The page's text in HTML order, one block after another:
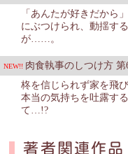
「あんたが好きだから
にぶつけられ、動揺す
が……。
NEW!! 肉食執事のしつけ方 第
柊を信じられず家を飛
本当の気持ちを吐露す
て…!?
著者関連作品